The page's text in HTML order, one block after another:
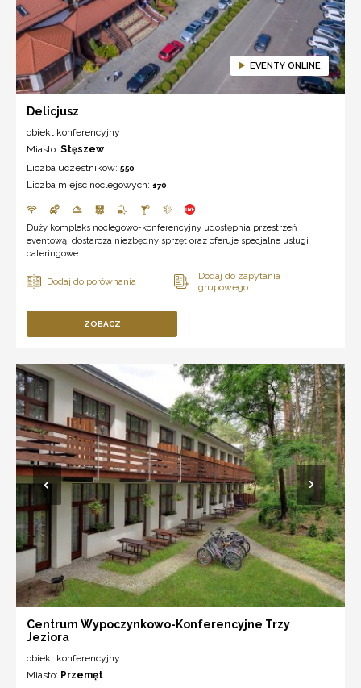
EVENTY ONLINE
Delicjusz
obiekt konferencyjny
Miasto: Stęszew
Liczba uczestników: 550
Liczba miejsc noclegowych: 170
Duży kompleks noclegowo-konferencyjny udostępnia przestrzeń
eventową, dostarcza niezbędny sprzęt oraz oferuje specjalne usługi
cateringowe.
ZOBACZ
Centrum Wypoczynkowo-Konferencyjne Trzy
Jeziora
obiekt konferencyjny
Miasto: Przemęt